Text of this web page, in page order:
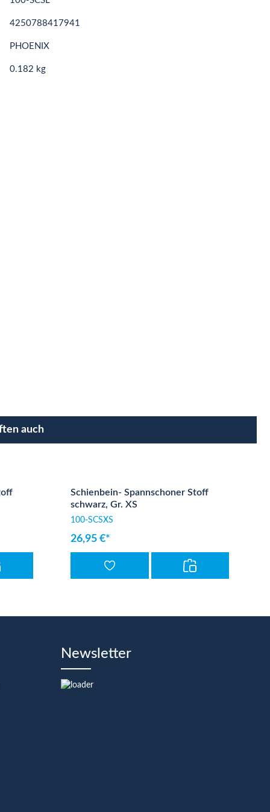
4250788417941
PHOENIX
0.182 kg
auch
Schienbein- Spannschoner Stoff
schwarz, Gr. XS
100-SCSXS
26,95 €*
Newsletter